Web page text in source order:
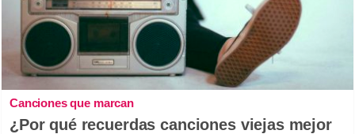
Canciones que marcan
¿Por qué recuerdas canciones viejas mejor